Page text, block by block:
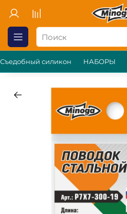
Съедобный силикон НАБОРЫ